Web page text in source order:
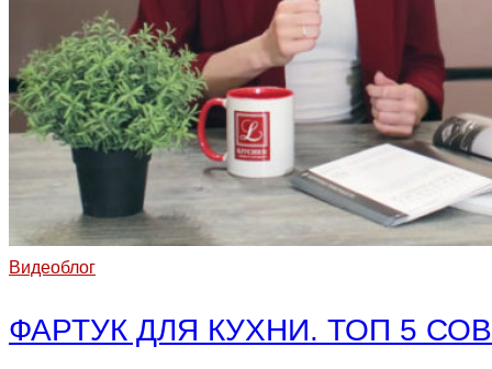
Видеоблог
ФАРТУК ДЛЯ КУХНИ. ТОП 5